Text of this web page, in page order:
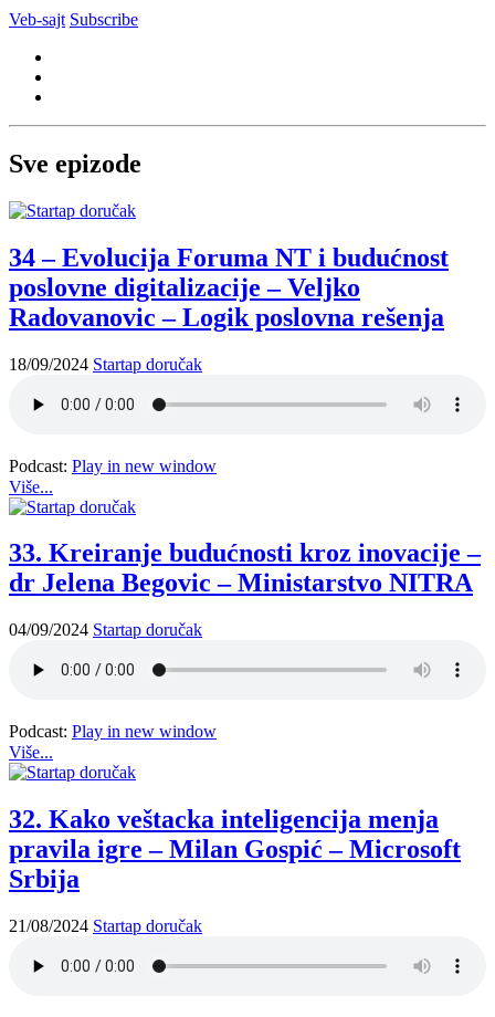
Veb-sajt Subscribe
Sve epizode
34 – Evolucija Foruma NT i budućnost
poslovne digitalizacije – Veljko
Radovanovic – Logik poslovna rešenja
18/09/2024 Startap doručak
Podcast: Play in new window
Više...
33. Kreiranje budućnosti kroz inovacije –
dr Jelena Begovic – Ministarstvo NITRA
04/09/2024 Startap doručak
Podcast: Play in new window
Više...
32. Kako veštacka inteligencija menja
pravila igre – Milan Gospić – Microsoft
Srbija
21/08/2024 Startap doručak